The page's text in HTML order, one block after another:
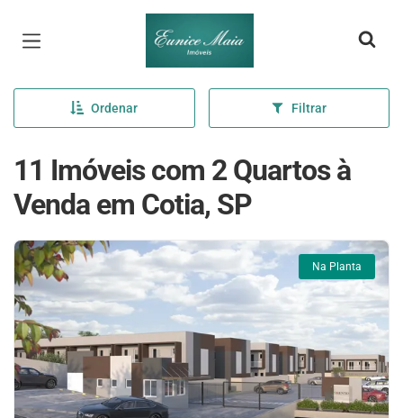
Página inicial
Ordenar Filtrar
11 Imóveis com 2 Quartos à
Venda em Cotia, SP
Na Planta